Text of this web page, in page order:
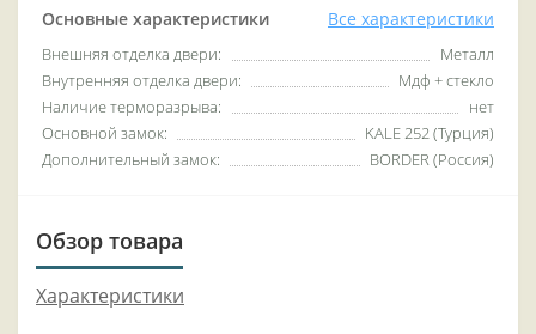
Основные характеристики Все характеристики
Внешняя отделка двери:
Металл
Внутренняя отделка двери:
Мдф + стекло
Наличие терморазрыва:
нет
Основной замок:
KALE 252 (Турция)
Дополнительный замок:
BORDER (Россия)
Обзор товара
Характеристики